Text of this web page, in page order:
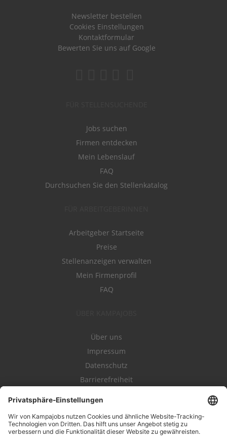
Newsletter bestellen
Cookies Einstellungen
Kontaktformular
Bewerten Sie uns auf Google
Jobs suchen
Firmen entdecken
Mein Lebenslauf
FAQ
Durchsuchen Sie den Stellenkatalog
Arbeitgeber Startseite
Preise
Stellenanzeigen verwalten
Mein Firmenprofil
FAQ
Über uns
Impressum
Datenschutz
Barrierefreiheit
Kampahire
Kampagnenforum